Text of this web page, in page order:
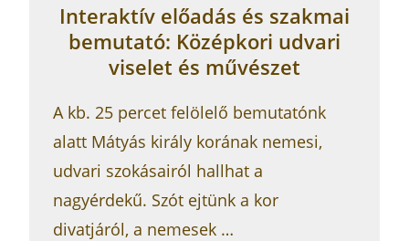
Interaktív előadás és szakmai
bemutató: Középkori udvari
viselet és művészet
A kb. 25 percet felölelő bemutatónk
alatt Mátyás király korának nemesi,
udvari szokásairól hallhat a
nagyérdekű. Szót ejtünk a kor
divatjáról, a nemesek …